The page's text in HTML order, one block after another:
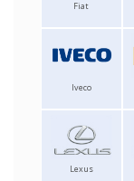
Fiat
Iveco
Lexus